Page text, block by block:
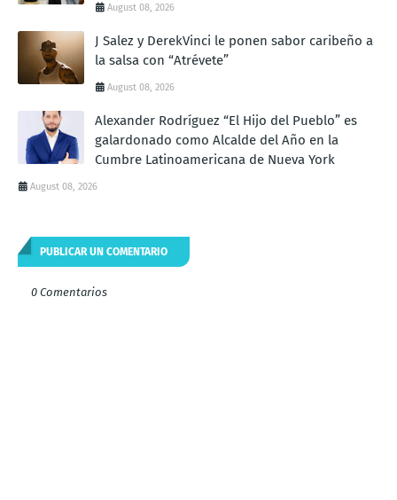
August 08, 2026
J Salez y DerekVinci le ponen sabor caribeño a
la salsa con “Atrévete”
August 08, 2026
Alexander Rodríguez “El Hijo del Pueblo” es
galardonado como Alcalde del Año en la
Cumbre Latinoamericana de Nueva York
August 08, 2026
PUBLICAR UN COMENTARIO
0 Comentarios